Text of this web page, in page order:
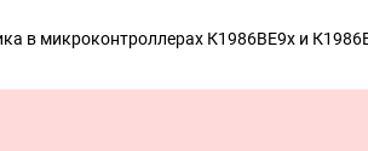
в микроконтроллерах К1986ВЕ9х и